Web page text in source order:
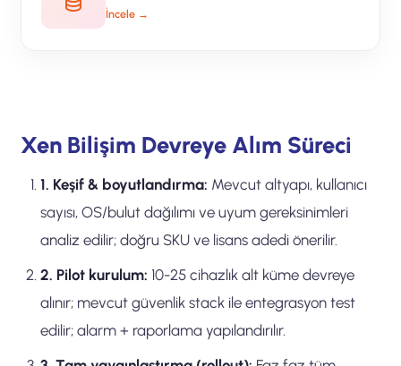
İncele →
Xen Bilişim Devreye Alım Süreci
1. Keşif & boyutlandırma: Mevcut altyapı, kullanıcı
sayısı, OS/bulut dağılımı ve uyum gereksinimleri
analiz edilir; doğru SKU ve lisans adedi önerilir.
2. Pilot kurulum: 10-25 cihazlık alt küme devreye
alınır; mevcut güvenlik stack ile entegrasyon test
edilir; alarm + raporlama yapılandırılır.